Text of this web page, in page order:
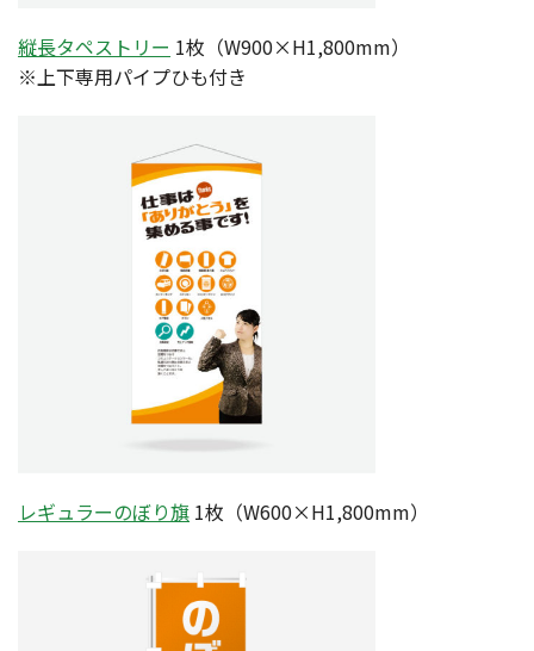
縦長タペストリー 1枚（W900×H1,800mm）
※上下専用パイプひも付き
レギュラーのぼり旗 1枚（W600×H1,800mm）